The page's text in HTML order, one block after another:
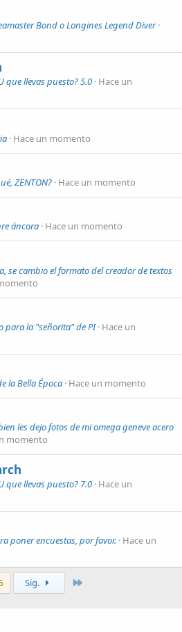
Bond o Longines Legend Diver
que llevas puesto? 5.0 Hace un
Hace un momento
ZENTON? Hace un momento
áncora Hace un momento
se cambio el formato del creador de textos
para la "señorita" de PI Hace un
la Bella Época Hace un momento
les dejo fotos de mi omega geneve acero
momento
que llevas puesto? 7.0 Hace un
poner encuestas, por favor. Hace un
Sig.